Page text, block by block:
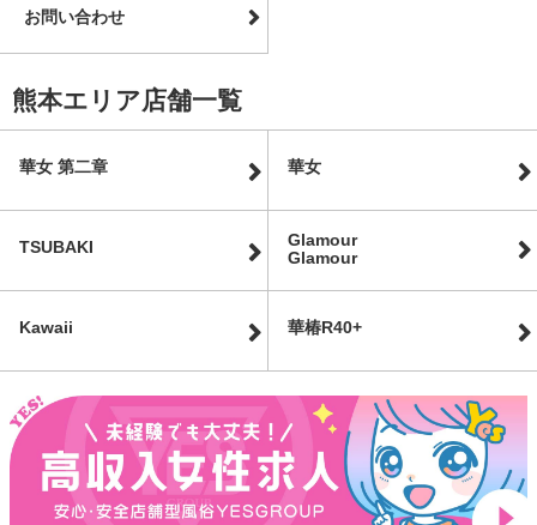
お問い合わせ
熊本エリア店舗一覧
華女 第二章 華女
TSUBAKI
Glamour
Glamour
Kawaii 華椿R40+